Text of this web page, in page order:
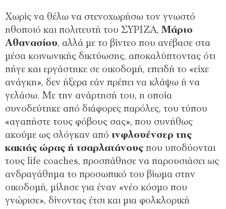
Χωρίς να θέλω να στενοχωρήσω τον γνωστό
ηθοποιό και πολιτευτή του ΣΥΡΙΖΑ, Μάριο
Αθανασίου, αλλά με το βίντεο που ανέβασε στα
μέσα κοινωνικής δικτύωσης, αποκαλύπτοντας ότι
πήγε και εργάστηκε σε οικοδομή, επειδή το «είχε
ανάγκη», δεν ήξερα εάν πρέπει να κλάψω ή να
γελάσω. Με την ανάρτησή του, η οποία
συνοδεύτηκε από διάφορες παρόλες, του τύπου
«αγαπήστε τους φόβους σας», που συνήθως
ακούμε ως σλόγκαν από ινφλουένσερ της
κακιάς ώρας ή τσαρλατάνους που υποδύονται
τους life coaches, προσπάθησε να παρουσιάσει ως
ανδραγάθημα το προσωπικό του βίωμα στην
οικοδομή, μίλησε για έναν «νέο κόσμο που
γνώρισε», δίνοντας έτσι και μια φολκλορική